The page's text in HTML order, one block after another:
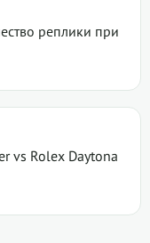
реплики при
vs Rolex Daytona